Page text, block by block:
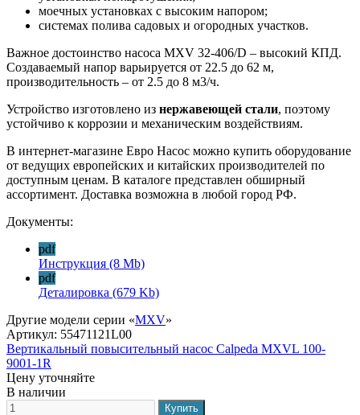
моечных установках с высоким напором;
системах полива садовых и огородных участков.
Важное достоинство насоса MXV 32-406/D – высокий КПД.
Создаваемый напор варьируется от 22.5 до 62 м,
производительность – от 2.5 до 8 м3/ч.
Устройство изготовлено из нержавеющей стали, поэтому
устойчиво к коррозии и механическим воздействиям.
В интернет-магазине Евро Насос можно купить оборудование
от ведущих европейских и китайских производителей по
доступным ценам. В каталоге представлен обширный
ассортимент. Доставка возможна в любой город РФ.
Документы:
pdf
Инструкция (8 Mb)
pdf
Деталировка (679 Kb)
Другие модели серии «MXV»
Артикул: 55471121L00
Вертикальный повысительный насос Calpeda MXVL 100-
9001-1R
Цену уточняйте
В наличии